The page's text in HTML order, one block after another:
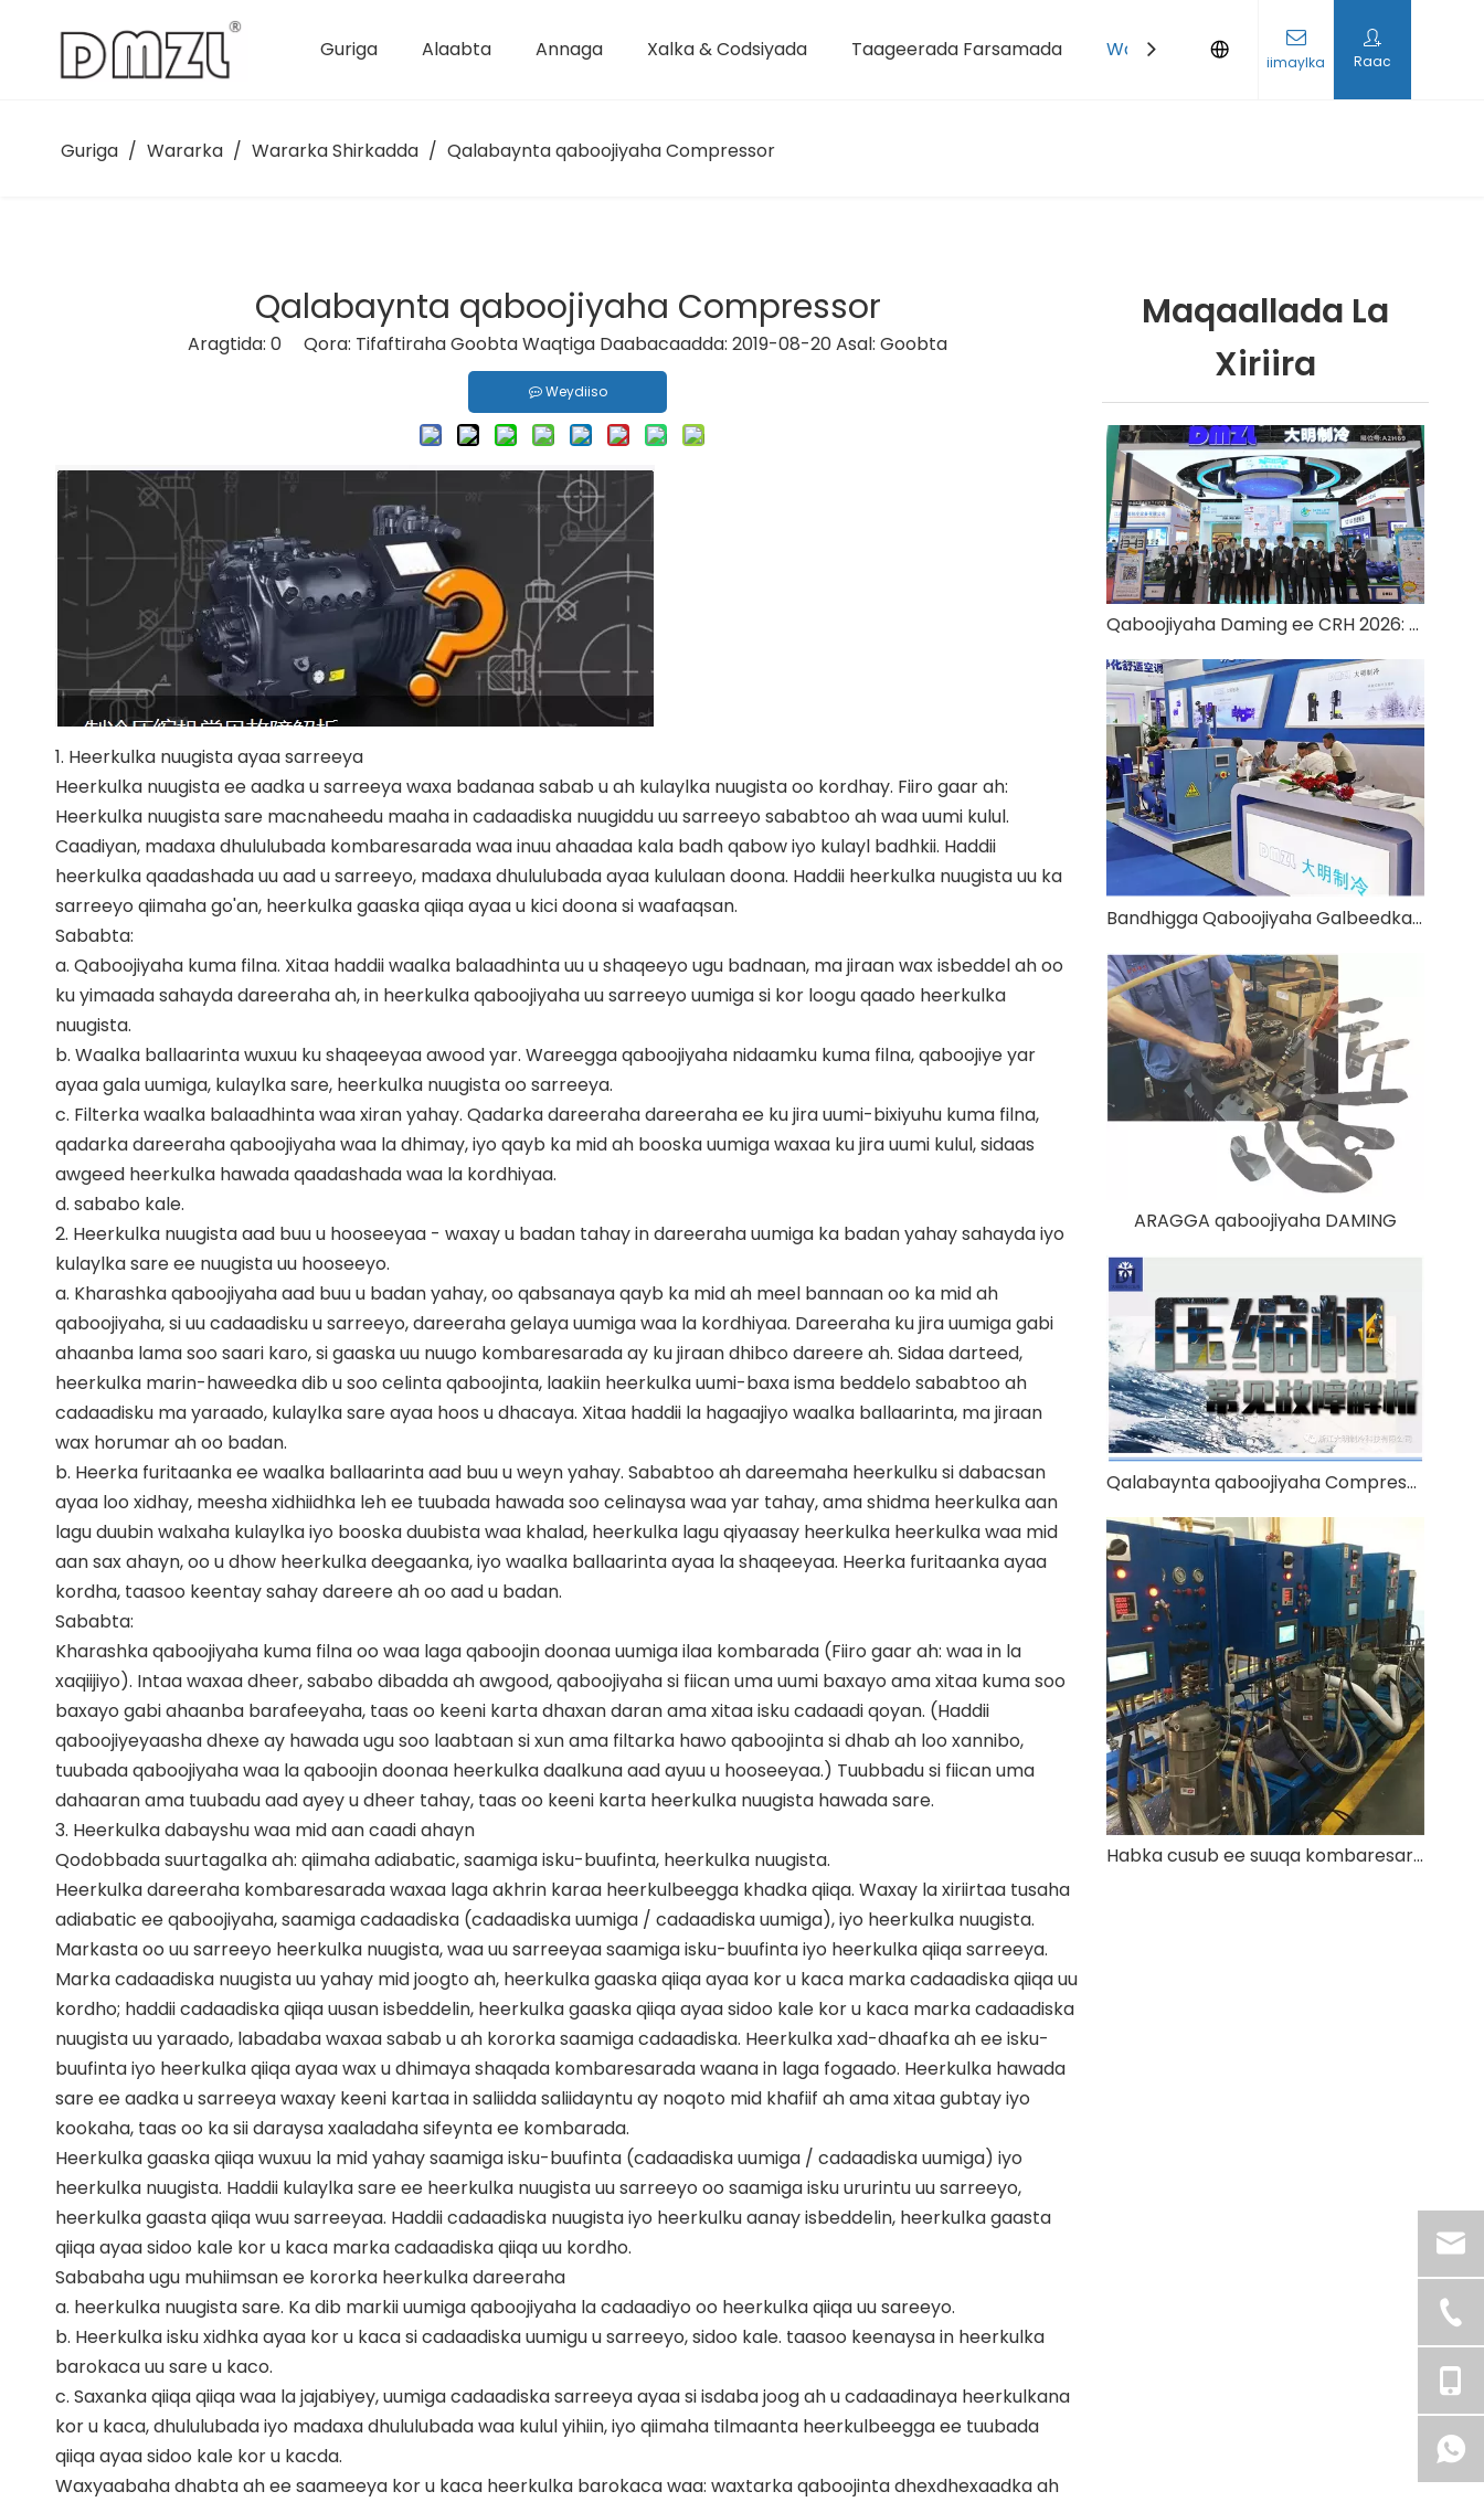
Guriga Alaabta Annaga Xalka & Codsiyada Taageerada Farsamada Wararka Nala Soo Xidhiidh
iimaylka Raac
Guriga / Wararka / Wararka Shirkadda / Qalabaynta qaboojiyaha Compressor
Qalabaynta qaboojiyaha Compressor
Aragtida: 0 Qora: Tifaftiraha Goobta Waqtiga Daabacaadda: 2019-08-20 Asal: Goobta
Weydiiso
1. Heerkulka nuugista ayaa sarreeya
Heerkulka nuugista ee aadka u sarreeya waxa badanaa sabab u ah kulaylka nuugista oo kordhay. Fiiro gaar ah:
Heerkulka nuugista sare macnaheedu maaha in cadaadiska nuugiddu uu sarreeyo sababtoo ah waa uumi kulul.
Caadiyan, madaxa dhululubada kombaresarada waa inuu ahaadaa kala badh qabow iyo kulayl badhkii. Haddii
heerkulka qaadashada uu aad u sarreeyo, madaxa dhululubada ayaa kululaan doona. Haddii heerkulka nuugista uu ka
sarreeyo qiimaha go'an, heerkulka gaaska qiiqa ayaa u kici doona si waafaqsan.
Sababta:
a. Qaboojiyaha kuma filna. Xitaa haddii waalka balaadhinta uu u shaqeeyo ugu badnaan, ma jiraan wax isbeddel ah oo
ku yimaada sahayda dareeraha ah, in heerkulka qaboojiyaha uu sarreeyo uumiga si kor loogu qaado heerkulka
nuugista.
b. Waalka ballaarinta wuxuu ku shaqeeyaa awood yar. Wareegga qaboojiyaha nidaamku kuma filna, qaboojiye yar
ayaa gala uumiga, kulaylka sare, heerkulka nuugista oo sarreeya.
c. Filterka waalka balaadhinta waa xiran yahay. Qadarka dareeraha dareeraha ee ku jira uumi-bixiyuhu kuma filna,
qadarka dareeraha qaboojiyaha waa la dhimay, iyo qayb ka mid ah booska uumiga waxaa ku jira uumi kulul, sidaas
awgeed heerkulka hawada qaadashada waa la kordhiyaa.
d. sababo kale.
2. Heerkulka nuugista aad buu u hooseeyaa - waxay u badan tahay in dareeraha uumiga ka badan yahay sahayda iyo
kulaylka sare ee nuugista uu hooseeyo.
a. Kharashka qaboojiyaha aad buu u badan yahay, oo qabsanaya qayb ka mid ah meel bannaan oo ka mid ah
qaboojiyaha, si uu cadaadisku u sarreeyo, dareeraha gelaya uumiga waa la kordhiyaa. Dareeraha ku jira uumiga gabi
ahaanba lama soo saari karo, si gaaska uu nuugo kombaresarada ay ku jiraan dhibco dareere ah. Sidaa darteed,
heerkulka marin-haweedka dib u soo celinta qaboojinta, laakiin heerkulka uumi-baxa isma beddelo sababtoo ah
cadaadisku ma yaraado, kulaylka sare ayaa hoos u dhacaya. Xitaa haddii la hagaajiyo waalka ballaarinta, ma jiraan
wax horumar ah oo badan.
b. Heerka furitaanka ee waalka ballaarinta aad buu u weyn yahay. Sababtoo ah dareemaha heerkulku si dabacsan
ayaa loo xidhay, meesha xidhiidhka leh ee tuubada hawada soo celinaysa waa yar tahay, ama shidma heerkulka aan
lagu duubin walxaha kulaylka iyo booska duubista waa khalad, heerkulka lagu qiyaasay heerkulka heerkulka waa mid
aan sax ahayn, oo u dhow heerkulka deegaanka, iyo waalka ballaarinta ayaa la shaqeeyaa. Heerka furitaanka ayaa
kordha, taasoo keentay sahay dareere ah oo aad u badan.
Sababta:
Kharashka qaboojiyaha kuma filna oo waa laga qaboojin doonaa uumiga ilaa kombarada (Fiiro gaar ah: waa in la
xaqiijiyo). Intaa waxaa dheer, sababo dibadda ah awgood, qaboojiyaha si fiican uma uumi baxayo ama xitaa kuma soo
baxayo gabi ahaanba barafeeyaha, taas oo keeni karta dhaxan daran ama xitaa isku cadaadi qoyan. (Haddii
qaboojiyeyaasha dhexe ay hawada ugu soo laabtaan si xun ama filtarka hawo qaboojinta si dhab ah loo xannibo,
tuubada qaboojiyaha waa la qaboojin doonaa heerkulka daalkuna aad ayuu u hooseeyaa.) Tuubbadu si fiican uma
dahaaran ama tuubadu aad ayey u dheer tahay, taas oo keeni karta heerkulka nuugista hawada sare.
3. Heerkulka dabayshu waa mid aan caadi ahayn
Qodobbada suurtagalka ah: qiimaha adiabatic, saamiga isku-buufinta, heerkulka nuugista.
Heerkulka dareeraha kombaresarada waxaa laga akhrin karaa heerkulbeegga khadka qiiqa. Waxay la xiriirtaa tusaha
adiabatic ee qaboojiyaha, saamiga cadaadiska (cadaadiska uumiga / cadaadiska uumiga), iyo heerkulka nuugista.
Markasta oo uu sarreeyo heerkulka nuugista, waa uu sarreeyaa saamiga isku-buufinta iyo heerkulka qiiqa sarreeya.
Marka cadaadiska nuugista uu yahay mid joogto ah, heerkulka gaaska qiiqa ayaa kor u kaca marka cadaadiska qiiqa uu
kordho; haddii cadaadiska qiiqa uusan isbeddelin, heerkulka gaaska qiiqa ayaa sidoo kale kor u kaca marka cadaadiska
nuugista uu yaraado, labadaba waxaa sabab u ah kororka saamiga cadaadiska. Heerkulka xad-dhaafka ah ee isku-
buufinta iyo heerkulka qiiqa ayaa wax u dhimaya shaqada kombaresarada waana in laga fogaado. Heerkulka hawada
sare ee aadka u sarreeya waxay keeni kartaa in saliidda saliidayntu ay noqoto mid khafiif ah ama xitaa gubtay iyo
kookaha, taas oo ka sii daraysa xaaladaha sifeynta ee kombarada.
Heerkulka gaaska qiiqa wuxuu la mid yahay saamiga isku-buufinta (cadaadiska uumiga / cadaadiska uumiga) iyo
heerkulka nuugista. Haddii kulaylka sare ee heerkulka nuugista uu sarreeyo oo saamiga isku ururintu uu sarreeyo,
heerkulka gaasta qiiqa wuu sarreeyaa. Haddii cadaadiska nuugista iyo heerkulku aanay isbeddelin, heerkulka gaasta
qiiqa ayaa sidoo kale kor u kaca marka cadaadiska qiiqa uu kordho.
Sababaha ugu muhiimsan ee kororka heerkulka dareeraha
a. heerkulka nuugista sare. Ka dib markii uumiga qaboojiyaha la cadaadiyo oo heerkulka qiiqa uu sareeyo.
b. Heerkulka isku xidhka ayaa kor u kaca si cadaadiska uumigu u sarreeyo, sidoo kale. taasoo keenaysa in heerkulka
barokaca uu sare u kaco.
c. Saxanka qiiqa qiiqa waa la jajabiyey, uumiga cadaadiska sarreeya ayaa si isdaba joog ah u cadaadinaya heerkulkana
kor u kaca, dhululubada iyo madaxa dhululubada waa kulul yihiin, iyo qiimaha tilmaanta heerkulbeegga ee tuubada
qiiqa ayaa sidoo kale kor u kacda.
Waxyaabaha dhabta ah ee saameeya kor u kaca heerkulka barokaca waa: waxtarka qaboojinta dhexdhexaadka ah
Maqaallada La
Xiriira
Qaboojiyaha Daming ee CRH 2026: Qaboojin xoog leh, Eber-Kaarboon diyaarsan
Bandhigga Qaboojiyaha Galbeedka 2021
ARAGGA qaboojiyaha DAMING
Qalabaynta qaboojiyaha Compressor
Habka cusub ee suuqa kombaresarada qaboojiyaha